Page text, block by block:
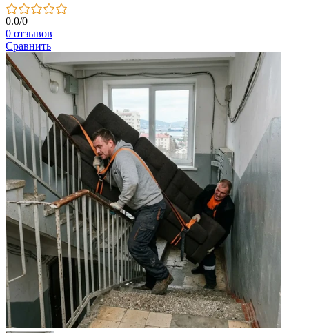
0.0/0
0 отзывов
Сравнить